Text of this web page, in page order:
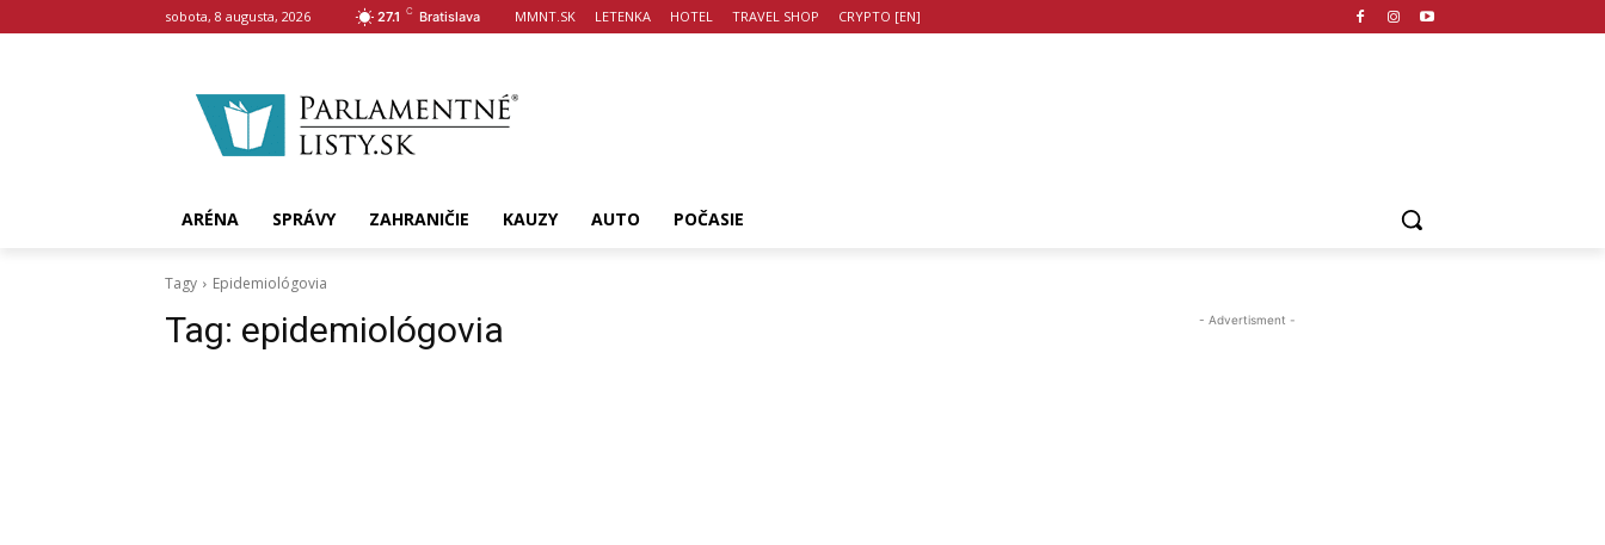
sobota, 8 augusta, 2026 27.1 C Bratislava MMNT.SK LETENKA HOTEL TRAVEL SHOP CRYPTO [EN]
ARÉNA SPRÁVY ZAHRANIČIE KAUZY AUTO POČASIE
Tagy Epidemiológovia
Tag: epidemiológovia - Advertisment -